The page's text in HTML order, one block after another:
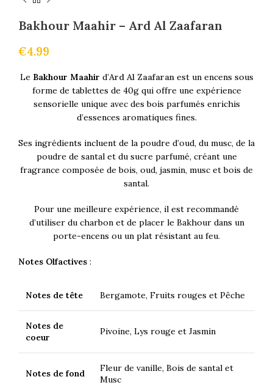
Bakhour Maahir – Ard Al Zaafaran
€4.99
Le Bakhour Maahir d’Ard Al Zaafaranest un encens sous
forme de tablettes de 40g qui offre une expérience
sensorielle unique avec des bois parfumés enrichis
d’essences aromatiques fines.
Ses ingrédients incluent de la poudre d’oud, du musc, de la
poudre de santal et du sucre parfumé, créant une
fragrance composée de bois, oud, jasmin, musc et bois de
santal.
Pour une meilleure expérience, il est recommandé
d’utiliser du charbon et de placer le Bakhour dans un
porte-encens ou un plat résistant au feu.
Notes Olfactives :
Notes de tête Bergamote, Fruits rouges et Pêche
Notes de
coeur
Pivoine, Lys rouge et Jasmin
Notes de fond
Fleur de vanille, Bois de santal et
Musc